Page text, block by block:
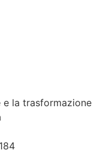
e la trasformazione